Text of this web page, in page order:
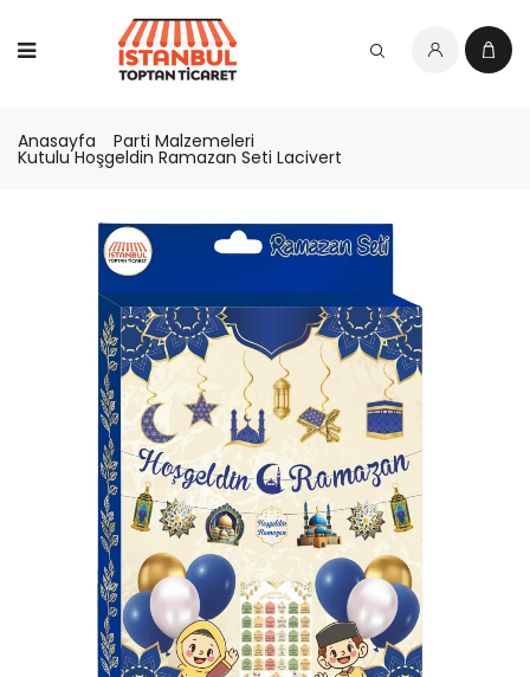
Anasayfa Parti Malzemeleri
Kutulu Hoşgeldin Ramazan Seti Lacivert